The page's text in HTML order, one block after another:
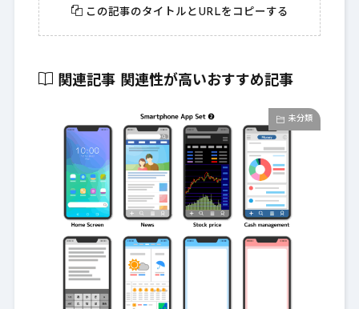
この記事のタイトルとURLをコピーする
関連記事 関連性が高いおすすめ記事
未分類